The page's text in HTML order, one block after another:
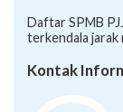
Daftar SPMB
terkendala jarak
Kontak